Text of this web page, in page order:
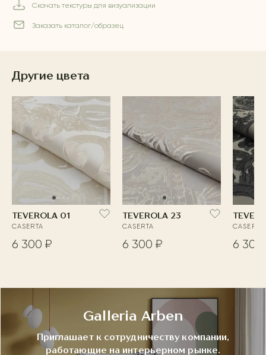
Скачать текстуры для визуализации
Заказать каталог/образец
Другие цвета
TEVEROLA 01
CASERTA
6 300 ₽
TEVEROLA 23
CASERTA
6 300 ₽
CASERTA
6 300
Galleria Arben
Приглашает к сотрудничеству компании,
работающие на интерьерном рынке.